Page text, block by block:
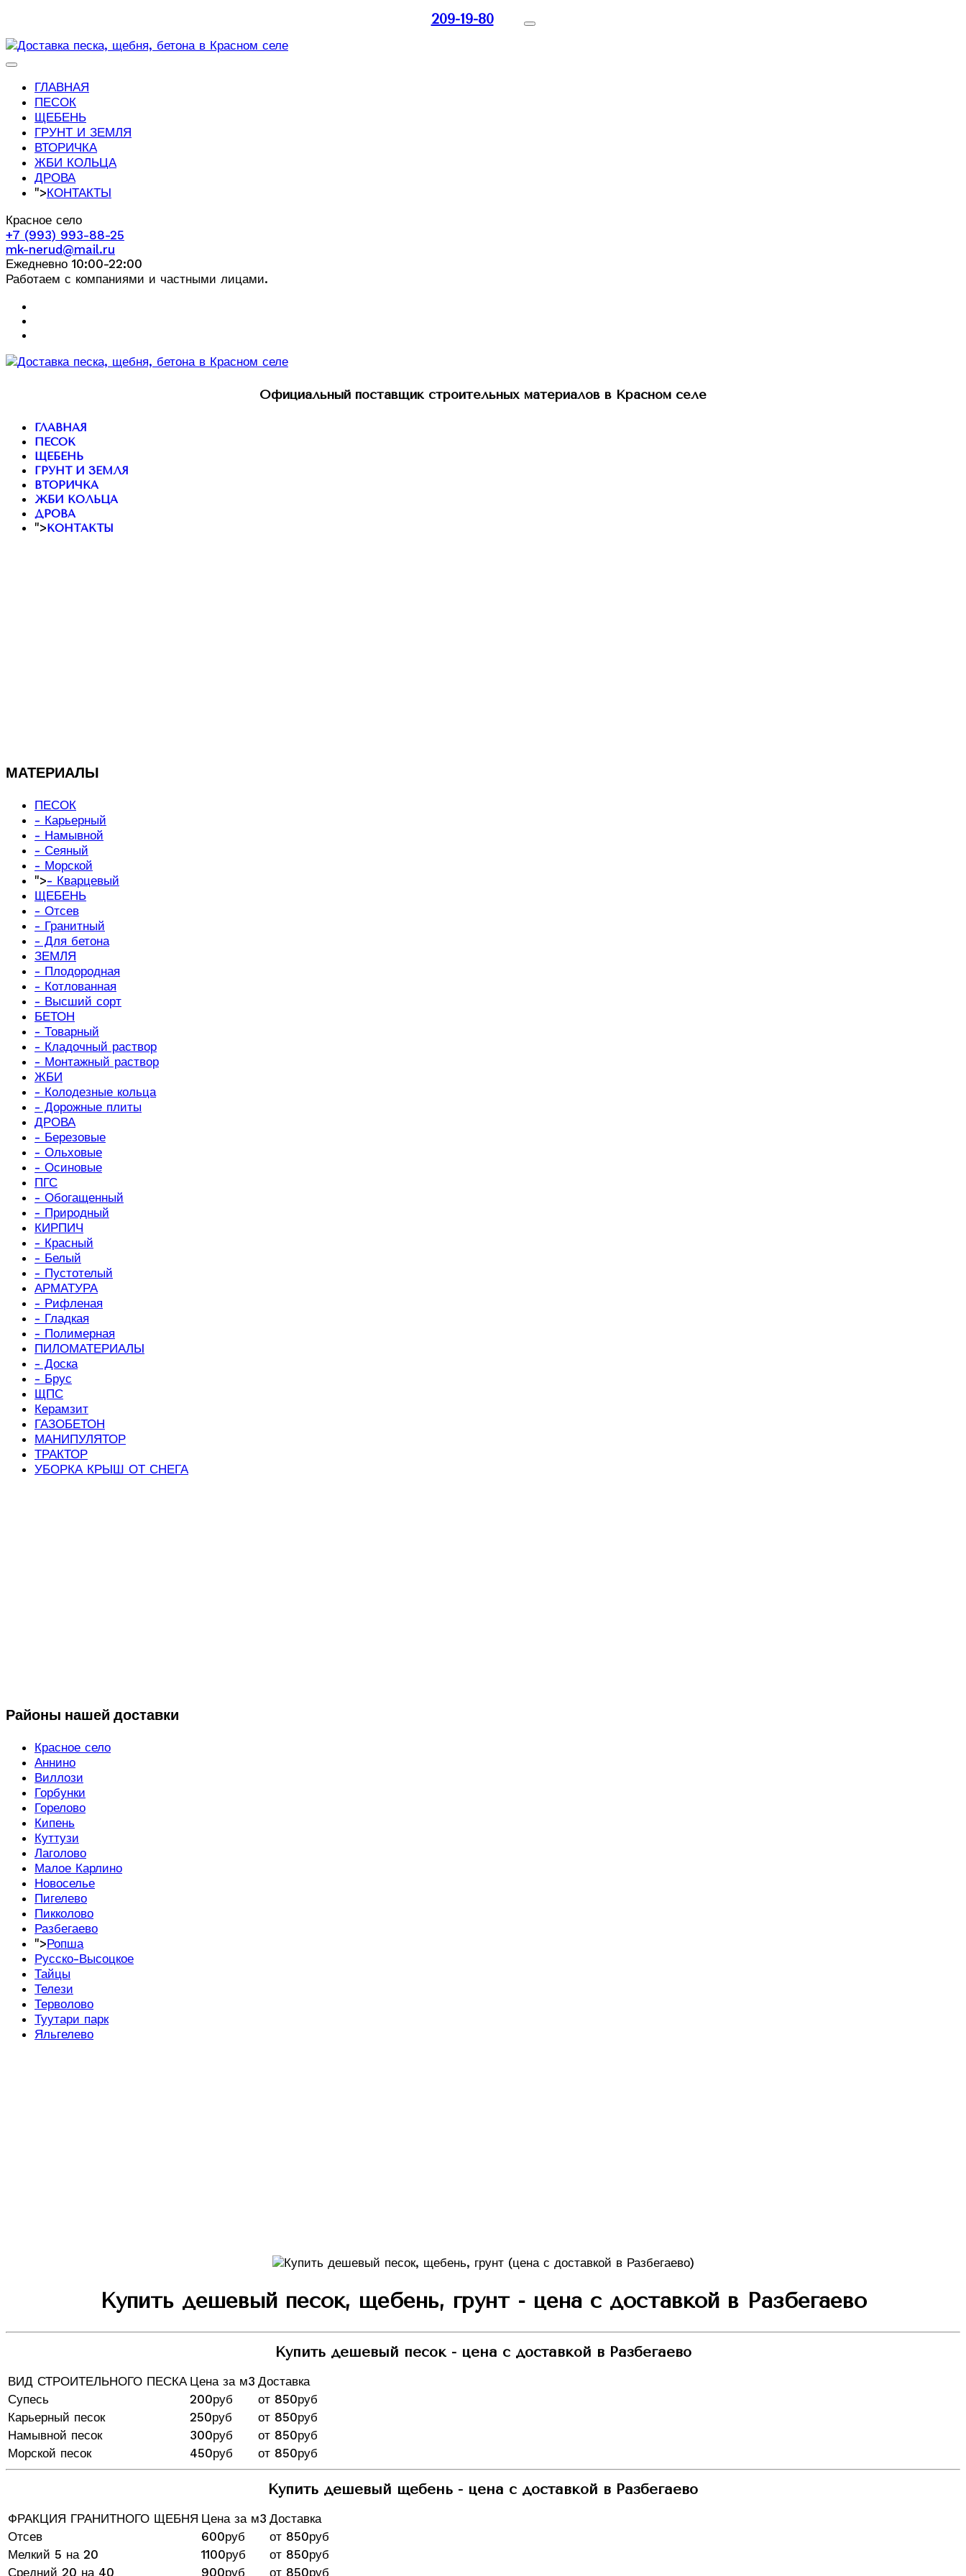
209-19-80
ГЛАВНАЯ
ПЕСОК
ЩЕБЕНЬ
ГРУНТ И ЗЕМЛЯ
ВТОРИЧКА
ЖБИ КОЛЬЦА
ДРОВА
">КОНТАКТЫ
Красное село
+7 (993) 993-88-25
mk-nerud@mail.ru
Ежедневно 10:00-22:00
Работаем с компаниями и частными лицами.
Официальный поставщик строительных материалов в Красном селе
ГЛАВНАЯ
ПЕСОК
ЩЕБЕНЬ
ГРУНТ И ЗЕМЛЯ
ВТОРИЧКА
ЖБИ КОЛЬЦА
ДРОВА
">КОНТАКТЫ
МАТЕРИАЛЫ
ПЕСОК
- Карьерный
- Намывной
- Сеяный
- Морской
">- Кварцевый
ЩЕБЕНЬ
- Отсев
- Гранитный
- Для бетона
ЗЕМЛЯ
- Плодородная
- Котлованная
- Высший сорт
БЕТОН
- Товарный
- Кладочный раствор
- Монтажный раствор
ЖБИ
- Колодезные кольца
- Дорожные плиты
ДРОВА
- Березовые
- Ольховые
- Осиновые
ПГС
- Обогащенный
- Природный
КИРПИЧ
- Красный
- Белый
- Пустотелый
АРМАТУРА
- Рифленая
- Гладкая
- Полимерная
ПИЛОМАТЕРИАЛЫ
- Доска
- Брус
ЩПС
Керамзит
ГАЗОБЕТОН
МАНИПУЛЯТОР
ТРАКТОР
УБОРКА КРЫШ ОТ СНЕГА
Районы нашей доставки
Красное село
Аннино
Виллози
Горбунки
Горелово
Кипень
Куттузи
Лаголово
Малое Карлино
Новоселье
Пигелево
Пикколово
Разбегаево
">Ропша
Русско-Высоцкое
Тайцы
Телези
Терволово
Туутари парк
Яльгелево
Купить дешевый песок, щебень, грунт - цена с доставкой в Разбегаево
Купить дешевый песок - цена с доставкой в Разбегаево
ВИД СТРОИТЕЛЬНОГО ПЕСКА Цена за м3 Доставка
Супесь
200руб
от 850руб
Карьерный песок
250руб
от 850руб
Намывной песок
300руб
от 850руб
Морской песок
450руб от 850руб
Купить дешевый щебень - цена с доставкой в Разбегаево
ФРАКЦИЯ ГРАНИТНОГО ЩЕБНЯ Цена за м3 Доставка
Отсев
600руб
от 850руб
Мелкий 5 на 20
1100руб
от 850руб
Средний 20 на 40
900руб от 850руб